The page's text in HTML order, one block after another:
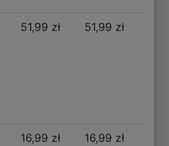
51,99 zł 51,99 zł
16,99 zł 16,99 zł